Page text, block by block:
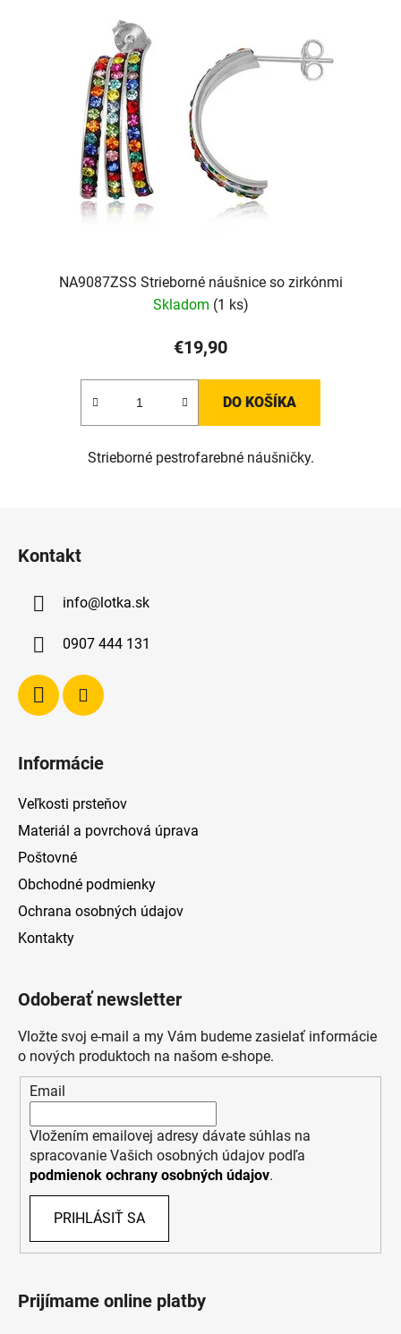
NA9087ZSS Strieborné náušnice so zirkónmi
Skladom (1 ks)
€19,90
DO KOŠÍKA
Strieborné pestrofarebné náušničky.
Kontakt
info@lotka.sk
0907 444 131
Informácie
Veľkosti prsteňov
Materiál a povrchová úprava
Poštovné
Obchodné podmienky
Ochrana osobných údajov
Kontakty
Odoberať newsletter
Vložte svoj e-mail a my Vám budeme zasielať informácie
o nových produktoch na našom e-shope.
Email
Vložením emailovej adresy dávate súhlas na
spracovanie Vašich osobných údajov podľa
podmienok ochrany osobných údajov.
PRIHLÁSIŤ SA
Prijímame online platby